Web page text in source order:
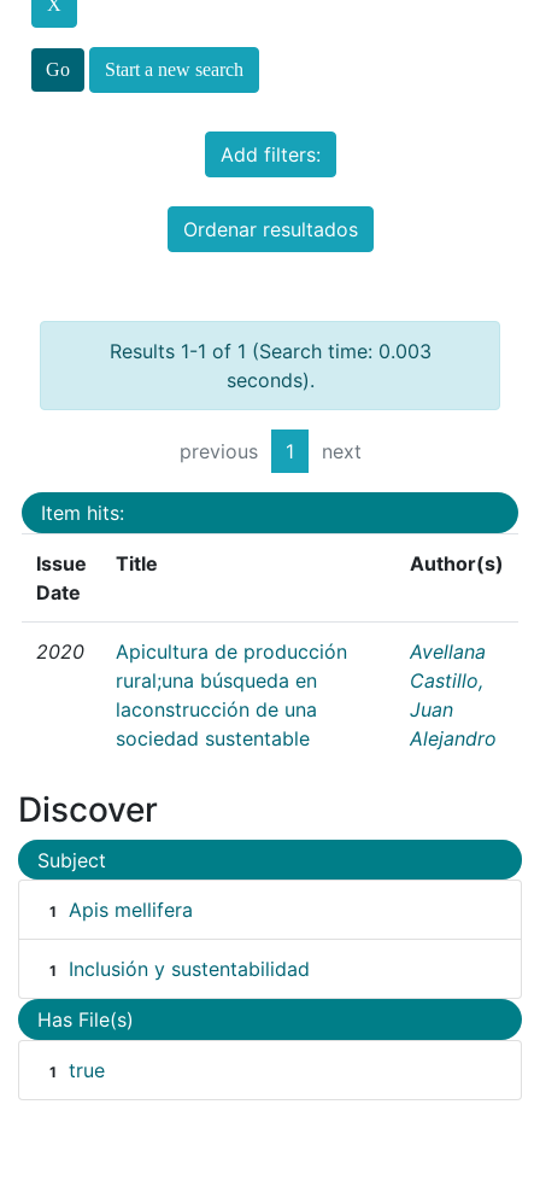
Start a new search
Add filters:
Ordenar resultados
Results 1-1 of 1 (Search time: 0.003
seconds).
previous 1 next
Item hits:
Issue
Date
Title Author(s)
2020
Apicultura de producción
rural;una búsqueda en
laconstrucción de una
sociedad sustentable
Avellana
Castillo,
Juan
Alejandro
Discover
Subject
1 Apis mellifera
1 Inclusión y sustentabilidad
Has File(s)
1 true